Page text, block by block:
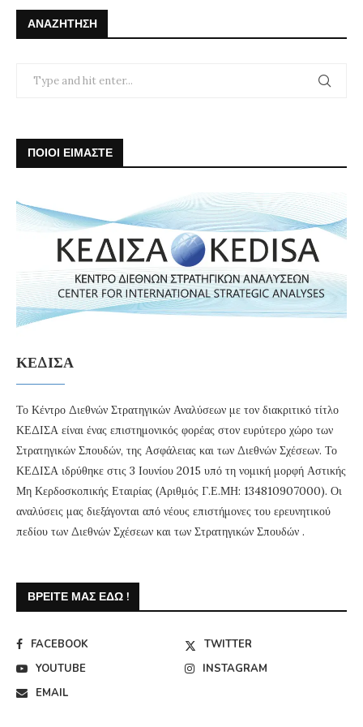
ΑΝΑΖΉΤΗΣΗ
ΠΟΙΟΙ ΕΙΜΑΣΤΕ
ΚΕΔΙΣΑ
Το Κέντρο Διεθνών Στρατηγικών Αναλύσεων με τον διακριτικό τίτλο
ΚΕΔΙΣΑ είναι ένας επιστημονικός φορέας στον ευρύτερο χώρο των
Στρατηγικών Σπουδών, της Ασφάλειας και των Διεθνών Σχέσεων. Το
ΚΕΔΙΣΑ ιδρύθηκε στις 3 Ιουνίου 2015 υπό τη νομική μορφή Αστικής
Μη Κερδοσκοπικής Εταιρίας (Αριθμός Γ.Ε.ΜΗ: 134810907000). Οι
αναλύσεις μας διεξάγονται από νέους επιστήμονες του ερευνητικού
πεδίου των Διεθνών Σχέσεων και των Στρατηγικών Σπουδών .
ΒΡΕΊΤΕ ΜΑΣ ΕΔΏ !
FACEBOOK
TWITTER
YOUTUBE
INSTAGRAM
EMAIL